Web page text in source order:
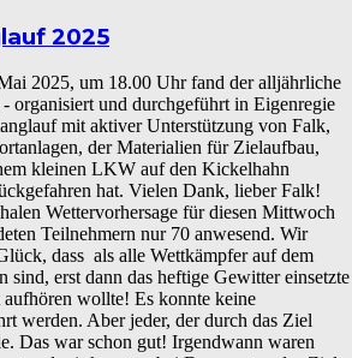
2025
2025, um 18.00 Uhr fand der alljährliche
organisiert und durchgeführt in Eigenregie
mit aktiver Unterstützung von Falk,
der Materialien für Zielaufbau,
kleinen LKW auf den Kickelhahn
hat. Vielen Dank, lieber Falk!
Wettervorhersage für diesen Mittwoch
Teilnehmern nur 70 anwesend. Wir
dass als alle Wettkämpfer auf dem
sind, erst dann das heftige Gewitter einsetzte
wollte! Es konnte keine
werden. Aber jeder, der durch das Ziel
Das war schon gut! Irgendwann waren